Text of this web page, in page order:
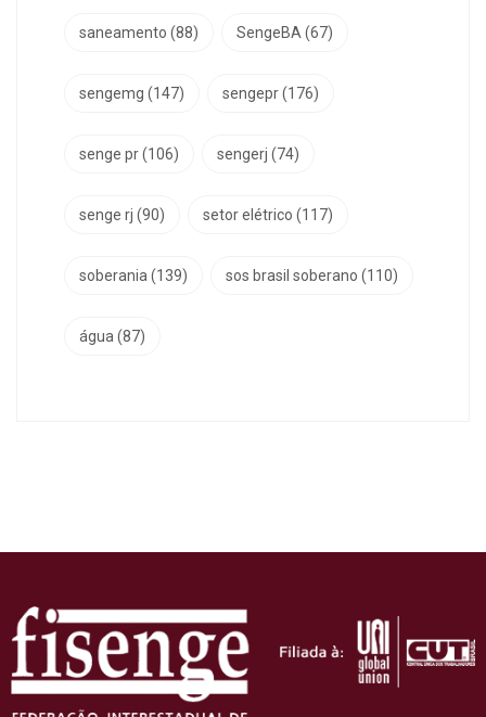
saneamento (88) SengeBA (67)
sengemg (147) sengepr(176)
senge pr(106) sengerj (74)
senge rj (90) setor elétrico (117)
soberania (139) sos brasil soberano (110)
água (87)